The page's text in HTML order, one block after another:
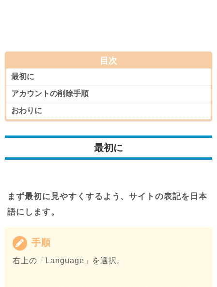
目次
最初に
アカウントの削除手順
おわりに
最初に
まず最初に見やすくするよう、サイトの表記を日本
語にします。
手順
右上の「Language」を選択。